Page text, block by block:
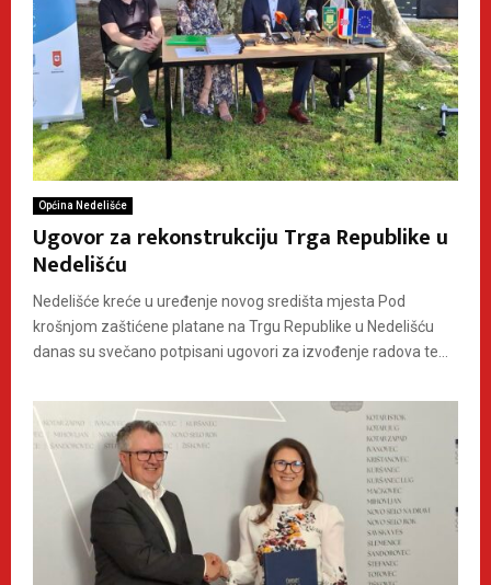
Općina Nedelišće
Ugovor za rekonstrukciju Trga Republike u
Nedelišću
Nedelišće kreće u uređenje novog središta mjesta Pod
krošnjom zaštićene platane na Trgu Republike u Nedelišću
danas su svečano potpisani ugovori za izvođenje radova te...